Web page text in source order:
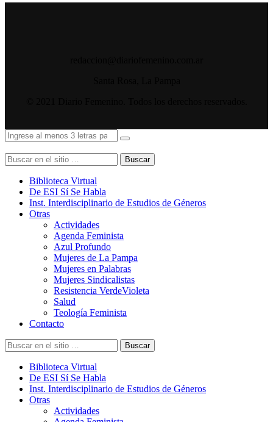
Buscar
Biblioteca Virtual
De ESI Sí Se Habla
Inst. Interdisciplinario de Estudios de Géneros
Otras
Actividades
Agenda Feminista
Azul Profundo
Mujeres de La Pampa
Mujeres en Palabras
Mujeres Sindicalistas
Resistencia VerdeVioleta
Salud
Teología Feminista
Contacto
Buscar
Biblioteca Virtual
De ESI Sí Se Habla
Inst. Interdisciplinario de Estudios de Géneros
Otras
Actividades